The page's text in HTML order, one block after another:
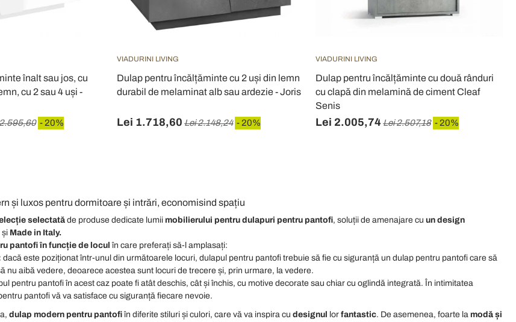
înalt sau jos, cu
cu 2 sau 4 uși -
- 20%
VIADURINI LIVING
Dulap pentru încălțăminte cu 2 uși din lemn
durabil de melaminat alb sau ardezie - Joris
Lei 1.718,60 Lei 2.148,24 - 20%
VIADURINI LIVING
Dulap pentru încălțăminte cu două rânduri
cu clapă din melamină de ciment Cleaf
Senis
Lei 2.005,74Lei 2.507,18 - 20%
și luxos pentru dormitoare și intrări, economisind spațiu
selectată de produse dedicate lumii mobilierului pentru dulapuri pentru pantofi, soluții de amenajare cu un design
și Made in Italy.
pantofi în funcție de locul în care preferați să-l amplasați:
dacă este poziționat într-unul din următoarele locuri, dulapul pentru pantofi trebuie să fie cu siguranță un dulap pentru pantofi care să
nu aibă vedere, deoarece acestea sunt locuri de trecere și, prin urmare, la vedere.
pentru pantofi în acest caz poate fi atât deschis, cât și închis, cu motive decorate sau chiar cu oglindă integrată. În intimitatea
pantofi vă va satisface cu siguranță fiecare nevoie.
dulap modern pentru pantofiîn diferite stiluri și culori, care vă va inspira cu designul lor fantastic. De asemenea, foarte la modă și